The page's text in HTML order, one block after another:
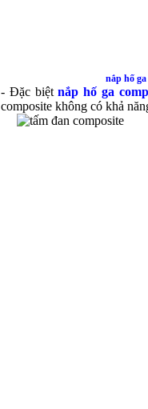
nắp hố
- Đặc biệtnắp hố ga
composite không có khả